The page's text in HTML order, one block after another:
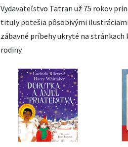
Vydavateľstvo Tatran už 75 rokov
tituly potešia pôsobivými
zábavné príbehy ukryté na
rodiny.